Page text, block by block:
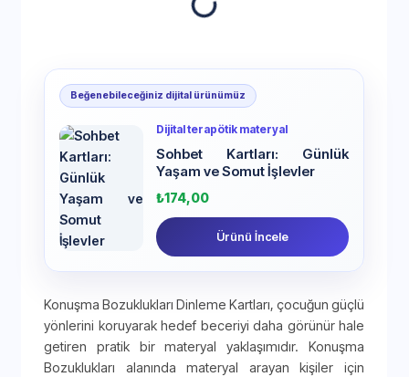
Beğenebileceğiniz dijital ürünümüz
Dijital terapötik materyal
Sohbet Kartları: Günlük
Yaşam ve Somut İşlevler
₺174,00
Ürünü İncele
Konuşma Bozuklukları Dinleme Kartları, çocuğun güçlü
yönlerini koruyarak hedef beceriyi daha görünür hale
getiren pratik bir materyal yaklaşımıdır. Konuşma
Bozuklukları alanında materyal arayan kişiler için